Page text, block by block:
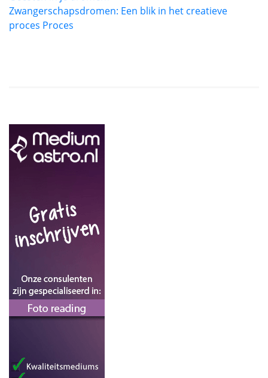
Zwangerschapsdromen: Een blik in het creatieve
proces Proces